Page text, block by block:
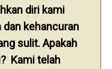
diri kami
kehancuran
sulit. Apakah
Kami telah